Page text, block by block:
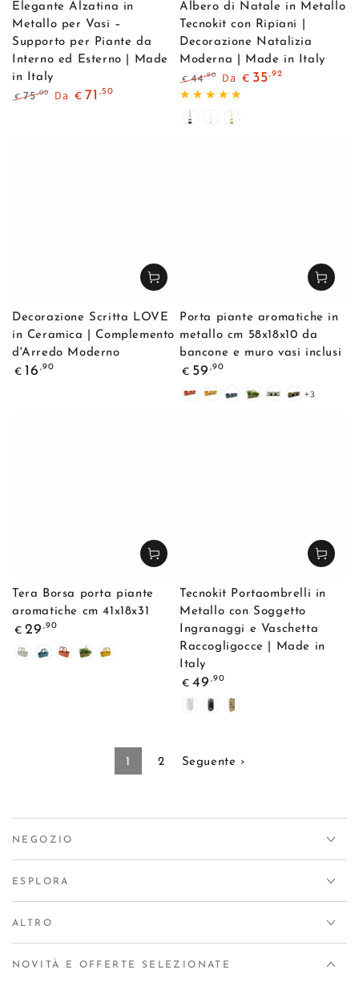
Elegante Alzatina in
Metallo per Vasi –
Supporto per Piante da
Interno ed Esterno | Made
in Italy
€ 75,00 Da € 71 ,50
Albero di Natale in Metallo
Tecnokit con Ripiani |
Decorazione Natalizia
Moderna | Made in Italy
Prezzo
regolare
€ 44,90
Il
prezzo
di
Da € 35,92
NeroBianco
Oro
Decorazione Scritta LOVE
in Ceramica | Complemento
d'Arredo Moderno
Prezzo
€ 16 ,90
Porta piante aromatiche in
metallo cm 58x18x10 da
bancone e muro vasi inclusi
Prezzo
€ 59 ,90
Bianco/Coral
Bianco/Curry
Bianco/Denim
Bianco/Olive
Nero/Bianco
Nero/Olive
+3
Tera Borsa porta piante
aromatiche cm 41x18x31
Prezzo
€ 29 ,90
Bianco
BluRossoVerdeGiallo
Tecnokit Portaombrelli in
Metallo con Soggetto
Ingranaggi e Vaschetta
Raccogligocce | Made in
Italy
Prezzo
regolare
€ 49 ,90
BiancoNeroTortora
1 2 Seguente ›
NEGOZIO
ESPLORA
ALTRO
NOVITÀ E OFFERTE SELEZIONATE